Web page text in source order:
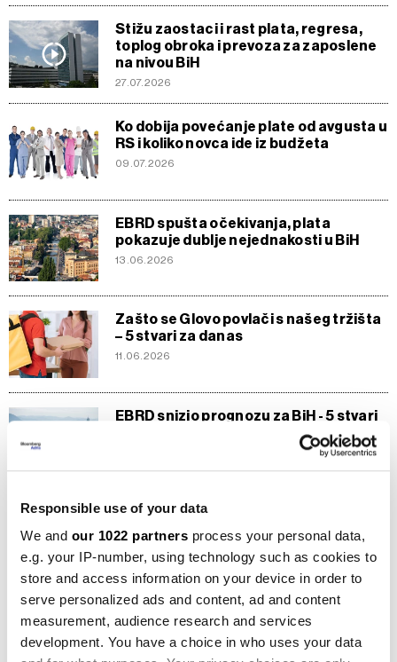
Responsible use of your data
We and our 1022 partners process your personal data,
e.g. your IP-number, using technology such as cookies to
store and access information on your device in order to
serve personalized ads and content, ad and content
measurement, audience research and services
development. You have a choice in who uses your data
Stižu zaostaci i rast plata, regresa,
toplog obroka i prevoza za zaposlene
na nivou BiH
27.07.2026
Ko dobija povećanje plate od avgusta u
RS i koliko novca ide iz budžeta
09.07.2026
EBRD spušta očekivanja, plata
pokazuje dublje nejednakosti u BiH
13.06.2026
Zašto se Glovo povlači s našeg tržišta
– 5 stvari za danas
11.06.2026
EBRD snizio prognozu za BiH - 5 stvari
Medijalna plata oko 1.350 KM: Zašto je
ovaj pokazatelj realniji od prosječne
zarade?
10.06.2026
Inflacija u BiH skočila na 6,8, cijene
prijevoza više za gotovo 26 posto
26.05.2026